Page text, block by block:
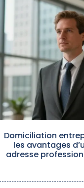
Domiciliation
les avantages
adresse